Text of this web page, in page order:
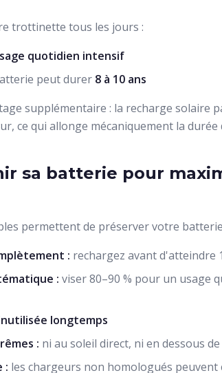
trottinette tous les jours :
quotidien intensif
peut durer 8 à 10 ans
supplémentaire : la recharge solaire
ce qui allonge mécaniquement la durée
sa batterie pour
permettent de préserver votre
: rechargez avant d'atteindre
: viser 80–90 % pour un usage
longtemps
: ni au soleil direct, ni en dessous de
: les chargeurs non homologués peuvent